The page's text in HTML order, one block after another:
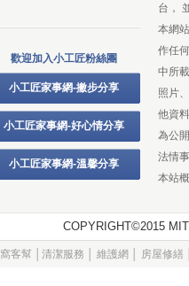
歡迎加入小工匠粉絲團
小工匠家事網-撇步分享
小工匠家事網-好心情分享
小工匠家事網-溫馨分享
台，
本網
作任
中所
照片
他資
為公
法情
本站
COPYRIGHT©2015
窩客幫 清潔服務 維護網 房屋修繕